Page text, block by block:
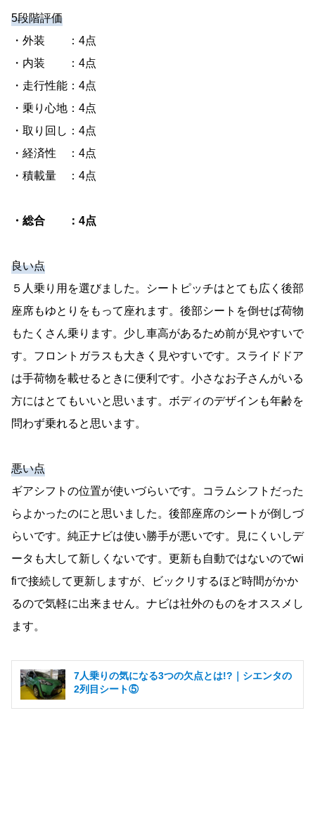
5段階評価
・外装 ：4点
・内装 ：4点
・走行性能：4点
・乗り心地：4点
・取り回し：4点
・経済性 ：4点
・積載量 ：4点
・総合 ：4点
良い点
５人乗り用を選びました。シートピッチはとても広く後部
座席もゆとりをもって座れます。後部シートを倒せば荷物
もたくさん乗ります。少し車高があるため前が見やすいで
す。フロントガラスも大きく見やすいです。スライドドア
は手荷物を載せるときに便利です。小さなお子さんがいる
方にはとてもいいと思います。ボディのデザインも年齢を
問わず乗れると思います。
悪い点
ギアシフトの位置が使いづらいです。コラムシフトだった
らよかったのにと思いました。後部座席のシートが倒しづ
らいです。純正ナビは使い勝手が悪いです。見にくいしデ
ータも大して新しくないです。更新も自動ではないのでwi
fiで接続して更新しますが、ビックリするほど時間がかか
るので気軽に出来ません。ナビは社外のものをオススメし
ます。
7人乗りの気になる3つの欠点とは!?｜シエンタの
2列目シート⑤